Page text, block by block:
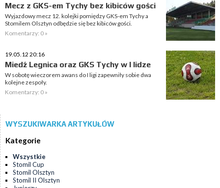
Mecz z GKS-em Tychy bez kibiców gości
Wyjazdowy mecz 12. kolejki pomiędzy GKS-em Tychy a
Stomilem Olsztyn odbędzie się bez kibiców gości.
Komentarzy: 0 »
19.05.12 20:16
Miedź Legnica oraz GKS Tychy w I lidze
W sobotę wieczorem awans do I ligi zapewniły sobie dwa
kolejne zespoły.
Komentarzy: 0 »
WYSZUKIWARKA ARTYKUŁÓW
Kategorie
Wszystkie
Stomil Cup
Stomil Olsztyn
Stomil II Olsztyn